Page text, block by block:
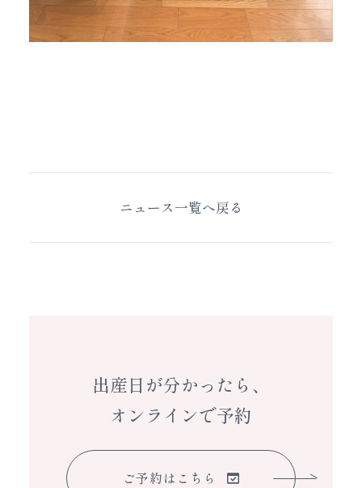
ニュース一覧へ戻る
出産日が分かったら、
オンラインで予約
ご予約はこちら